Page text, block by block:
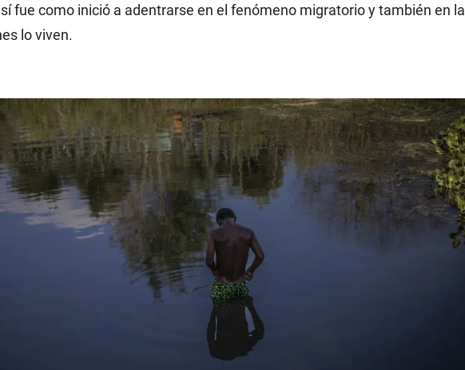
fue como inició a adentrarse en el fenómeno migratorio y también en la
lo viven.